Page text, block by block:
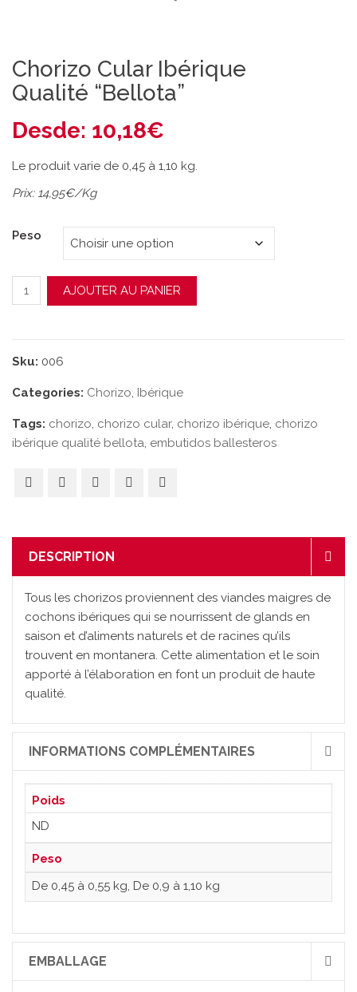
Chorizo Cular Ibérique
Qualité “Bellota”
Desde: 10,18€
Le produit varie de 0,45 à 1,10 kg.
Prix: 14,95€/Kg
Peso
quantité de Chorizo Cular Ibérique Qualité "Bellota"
AJOUTER AU PANIER
Sku: 006
Categories: Chorizo, Ibérique
Tags: chorizo, chorizo cular, chorizo ibérique, chorizo
ibérique qualité bellota, embutidos ballesteros
DESCRIPTION
Tous les chorizos proviennent des viandes maigres de
cochons ibériques qui se nourrissent de glands en
saison et d’aliments naturels et de racines qu’ils
trouvent en montanera. Cette alimentation et le soin
apporté à l’élaboration en font un produit de haute
qualité.
INFORMATIONS COMPLÉMENTAIRES
Poids
ND
Peso
De 0,45 à 0,55 kg, De 0,9 à 1,10 kg
EMBALLAGE